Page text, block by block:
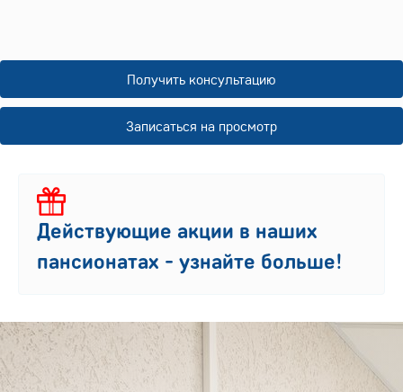
Получить консультацию
Записаться на просмотр
Действующие акции в наших
пансионатах - узнайте больше!